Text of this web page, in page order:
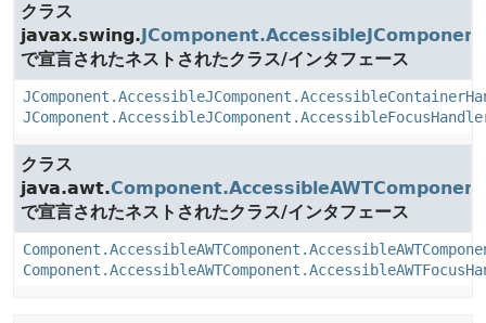
クラス
javax.swing.JComponent.AccessibleJComponent
で宣言されたネストされたクラス/インタフェース
クラス
java.awt.Component.AccessibleAWTComponent
で宣言されたネストされたクラス/インタフェース